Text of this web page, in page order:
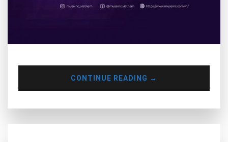
CONTINUE READING →